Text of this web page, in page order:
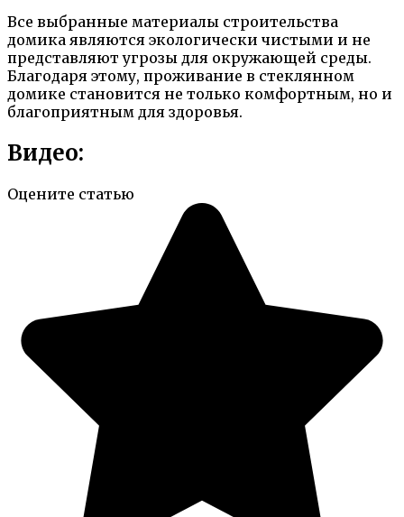
Все выбранные материалы строительства
домика являются экологически чистыми и не
представляют угрозы для окружающей среды.
Благодаря этому, проживание в стеклянном
домике становится не только комфортным, но и
благоприятным для здоровья.
Видео:
Оцените статью